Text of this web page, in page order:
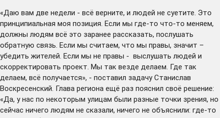
«Даю вам две недели - всё верните, и людей не суетите. Это
принципиальная моя позиция. Если мы где-то что-то меняем,
должны людям всё это заранее рассказать, послушать
обратную связь. Если мы считаем, что мы правы, значит –
убедить жителей. Если мы не правы - выслушать людей и
скорректировать проект. Мы так везде делаем. Где так
делаем, всё получается», - поставил задачу Станислав
Воскресенский. Глава региона ещё раз пояснил своё решение:
«Да, у нас по некоторым улицам были разные точки зрения, но
сейчас ничего людям не сказали, ничего не объяснили: где-то